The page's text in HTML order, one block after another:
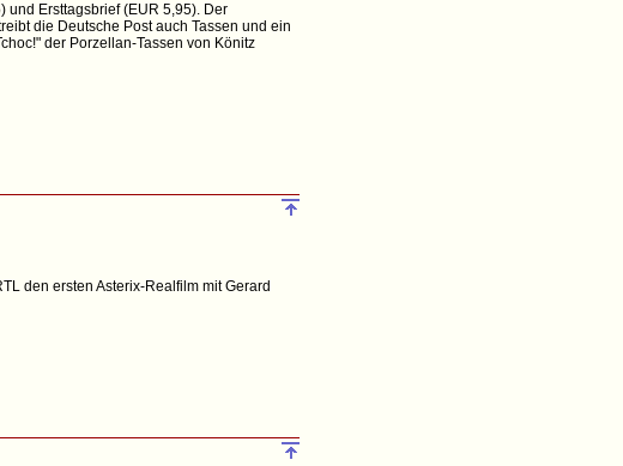
und Ersttagsbrief (EUR 5,95). Der
die Deutsche Post auch Tassen und ein
der Porzellan-Tassen von Könitz
den ersten Asterix-Realfilm mit Gerard